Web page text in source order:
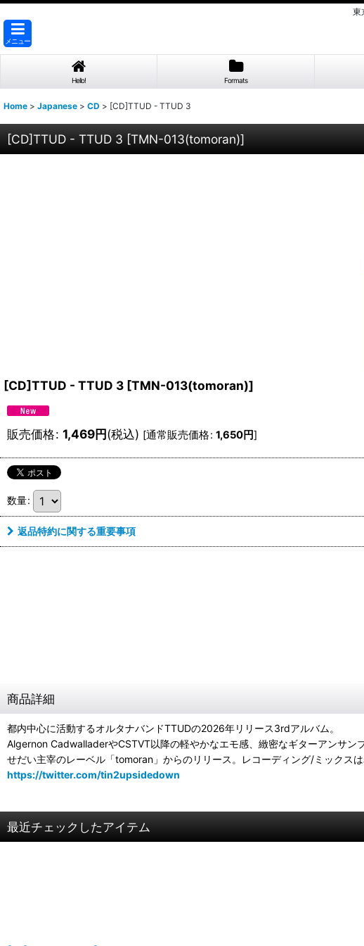
東
メニュー
Hello! Formats
Home > Japanese > CD > [CD]TTUD - TTUD 3
[CD]TTUD - TTUD 3 [TMN-013(tomoran)]
[CD]TTUD - TTUD 3 [TMN-013(tomoran)]
販売価格: 1,469円(税込) [通常販売価格: 1,650円]
数量:
返品特約に関する重要事項
商品詳細
都内中心に活動するオルタナバンドTTUDの2026年リリース3rdアルバム。
Algernon CadwalladerやCSTVT以降の軽やかなエモ感、緻密なギターアンサン
せだい主宰のレーベル「tomoran」からのリリース。レコーディング/ミックス
https://twitter.com/tin2upsidedown
最近チェックしたアイテム